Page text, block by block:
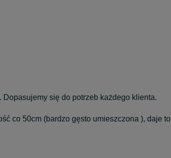
się do potrzeb każdego klienta.
co 50cm (bardzo gęsto umieszczona ), daje